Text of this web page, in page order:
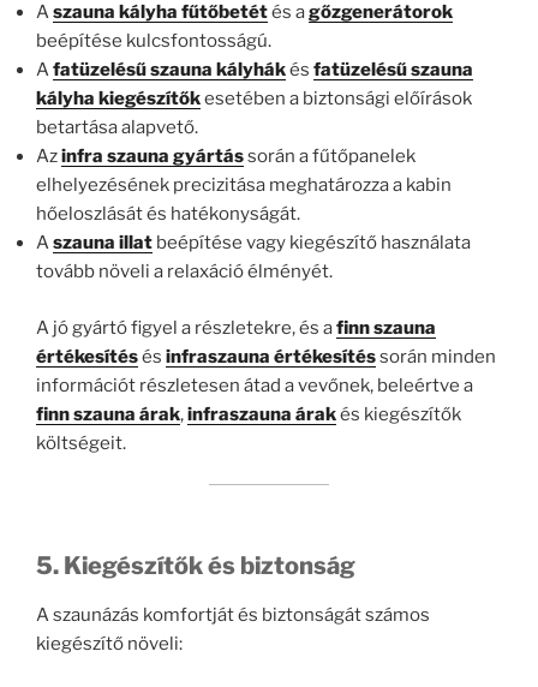
Aszauna kályha fűtőbetétés agőzgenerátorok
beépítése kulcsfontosságú.
Afatüzelésű szauna kályhákés fatüzelésű szauna
kályha kiegészítőkesetében a biztonsági előírások
betartása alapvető.
Azinfra szauna gyártássorán a fűtőpanelek
elhelyezésének precizitása meghatározza a kabin
hőeloszlását és hatékonyságát.
Aszauna illat beépítése vagy kiegészítő használata
tovább növeli a relaxáció élményét.
A jó gyártó figyel a részletekre, és afinn szauna
értékesítésés infraszauna értékesítéssorán minden
információt részletesen átad a vevőnek, beleértve a
finn szauna árak,infraszauna árakés kiegészítők
költségeit.
5. Kiegészítők és biztonság
A szaunázás komfortját és biztonságát számos
kiegészítő növeli: